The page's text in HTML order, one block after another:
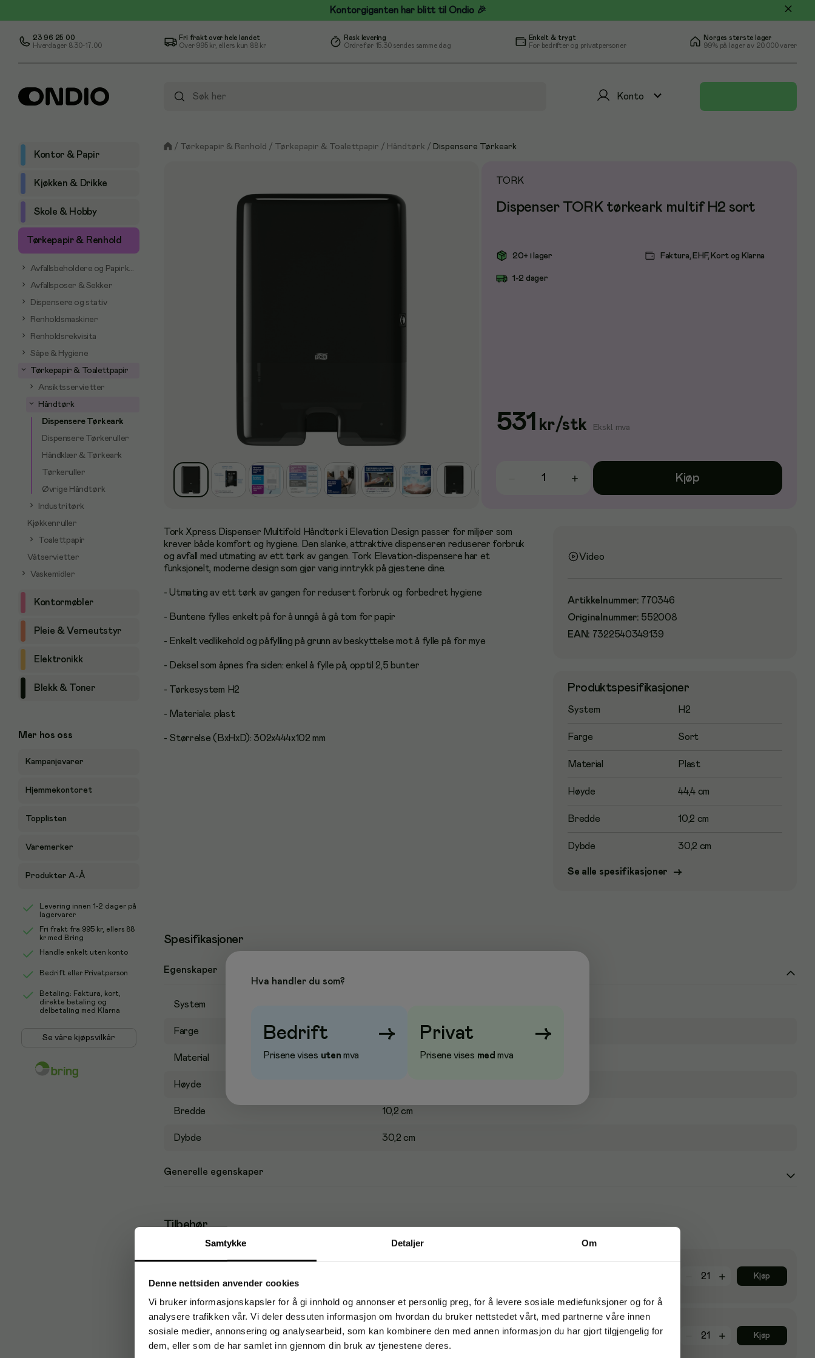
Samtykke Detaljer Om
Denne nettsiden anvender cookies
Vi bruker informasjonskapsler for å gi innhold og annonser et personlig preg, for å levere sosiale mediefunksjoner og for å
analysere trafikken vår. Vi deler dessuten informasjon om hvordan du bruker nettstedet vårt, med partnerne våre innen
sosiale medier, annonsering og analysearbeid, som kan kombinere den med annen informasjon du har gjort tilgjengelig for
dem, eller som de har samlet inn gjennom din bruk av tjenestene deres.
Kontorgiganten har blitt til Ondio 🎉
23 96 25 00
Hverdager 8.30-17.00
Fri frakt over hele landet
Over 995 kr, ellers kun 88 kr
Rask levering
Ordre før 15.30 sendes samme dag
Enkelt & trygt
For bedrifter og privatpersoner
Norges største lager
99% på lager av 20.000 varer
Konto
Kontor & Papir
Kjøkken & Drikke
Skole & Hobby
Tørkepapir & Renhold
Avfallsbeholdere og Papirkurver
Avfallsposer & Sekker
Dispensere og stativ
Renholdsmaskiner
Renholdsrekvisita
Såpe & Hygiene
Tørkepapir & Toalettpapir
Ansiktsservietter
Håndtørk
Dispensere Tørkeark
Dispensere Tørkeruller
Håndklær & Tørkeark
Tørkeruller
Øvrige Håndtørk
Industritørk
Kjøkkenruller
Toalettpapir
Våtservietter
Vaskemidler
Kontormøbler
Pleie & Verneutstyr
Elektronikk
Blekk & Toner
Mer hos oss
Kampanjevarer
Hjemmekontoret
Topplisten
Varemerker
Produkter A-Å
Levering innen 1-2 dager på
lagervarer
Fri frakt fra 995 kr, ellers 88
kr med Bring
Handle enkelt uten konto
Bedrift eller Privatperson
Betaling: Faktura, kort,
direkte betaling og
delbetaling med Klarna
Se våre kjøpsvilkår
/ Tørkepapir & Renhold / Tørkepapir & Toalettpapir / Håndtørk / Dispensere Tørkeark
TORK
Dispenser TORK tørkeark multif H2 sort
20+ i lager
1-2 dager
Faktura, EHF, Kort og Klarna
531 kr/stk Ekskl. mva
Kjøp
Tork Xpress Dispenser Multifold Håndtørk i Elevation Design passer for miljøer som
krever både komfort og hygiene. Den slanke, attraktive dispenseren reduserer forbruk
og avfall med utmating av ett tørk av gangen. Tork Elevation-dispensere har et
funksjonelt, moderne design som gjør varig inntrykk på gjestene dine.
- Utmating av ett tørk av gangen for redusert forbruk og forbedret hygiene
- Buntene fylles enkelt på for å unngå å gå tom for papir
- Enkelt vedlikehold og påfylling på grunn av beskyttelse mot å fylle på for mye
- Deksel som åpnes fra siden: enkel å fylle på, opptil 2,5 bunter
- Tørkesystem H2
- Materiale: plast
- Størrelse (BxHxD): 302x444x102 mm
Video
Artikkelnummer: 770346
Originalnummer: 552008
EAN: 7322540349139
Produktspesifikasjoner
System H2
Farge Sort
Material Plast
Høyde 44,4 cm
Bredde 10,2 cm
Dybde 30,2 cm
Se alle spesifikasjoner →
Spesifikasjoner
Egenskaper
System
Farge Sort
Material
Høyde
Bredde 10,2 cm
Dybde 30,2 cm
Generelle egenskaper
Tilbehør
Kjøp
Tørkeark TORK Adv Z lettopp. 2L H2 (200) Art. nr178738 1-2 dager 55kr Kjøp
Hva handler du som?
Bedrift →
Prisene vises uten mva
Privat →
Prisene vises med mva